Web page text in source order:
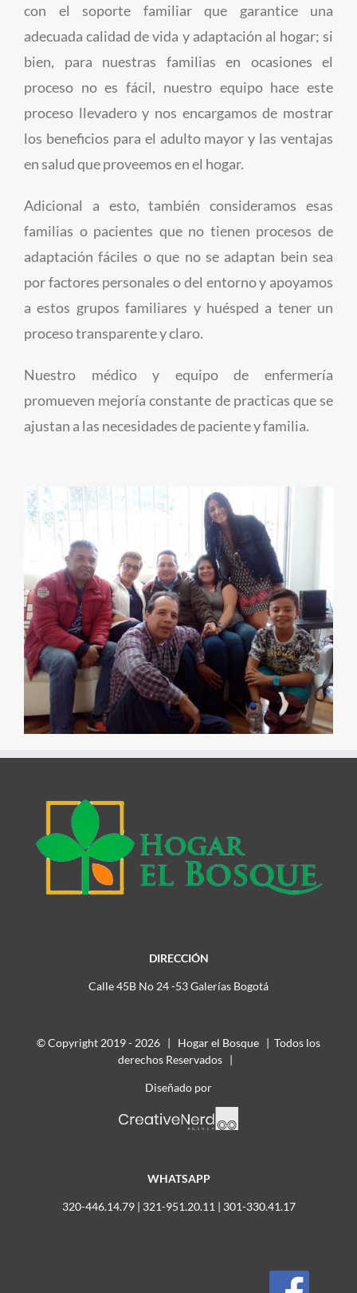
con el soporte familiar que garantice una
adecuada calidad de vida y adaptación al hogar; si
bien, para nuestras familias en ocasiones el
proceso no es fácil, nuestro equipo hace este
proceso llevadero y nos encargamos de mostrar
los beneficios para el adulto mayor y las ventajas
en salud que proveemos en el hogar.
Adicional a esto, también consideramos esas
familias o pacientes que no tienen procesos de
adaptación fáciles o que no se adaptan bein sea
por factores personales o del entorno y apoyamos
a estos grupos familiares y huésped a tener un
proceso transparente y claro.
Nuestro médico y equipo de enfermería
promueven mejoría constante de practicas que se
ajustan a las necesidades de paciente y familia.
DIRECCIÓN
Calle 45B No 24 -53 Galerías Bogotá
© Copyright 2019 - 2026 | Hogar el Bosque | Todos los
derechos Reservados |
Diseñado por
WHATSAPP
320-446.14.79 | 321-951.20.11 | 301-330.41.17